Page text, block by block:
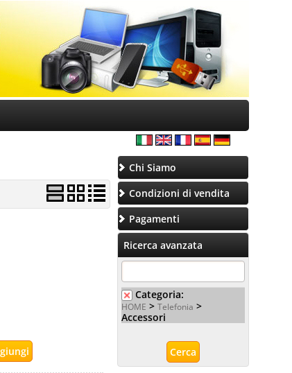
Chi Siamo
Condizioni di vendita
Pagamenti
Ricerca avanzata
Categoria:
HOME > Telefonia >
Accessori